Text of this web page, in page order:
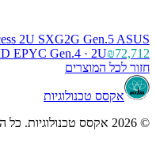
2U SXG2G Gen.5 ASUS
EPYC Gen.4 · 2U₪72,712
חזור לכל המוצרים
אקסס טכנולוגיות
© 2026 אקסס טכנולוגיות. כל הזכויות שמורות.